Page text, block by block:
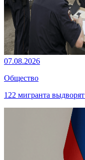
07.08.2026
Общество
122 мигранта